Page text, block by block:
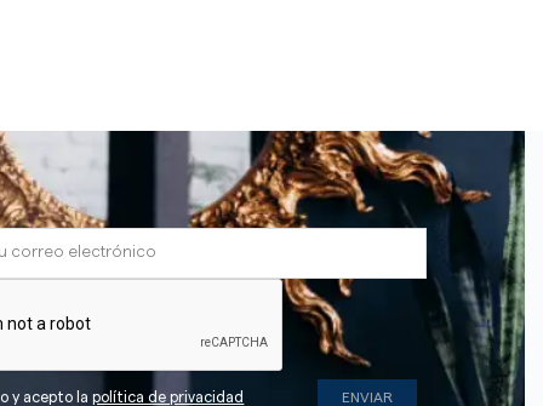
y acepto lapolítica de privacidad